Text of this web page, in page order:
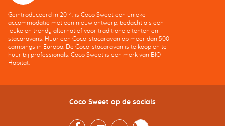
Geïntroduceerd in 2014, is Coco Sweet een unieke
accommodatie met een nieuw ontwerp, bedacht als een
leuke en trendy alternatief voor traditionele tenten en
stacaravans. Huur een Coco-stacaravan op meer dan 500
campings in Europa. De Coco-stacaravan is te koop en te
huur bij professionals. Coco Sweet is een merk van BIO
Habitat.
Coco Sweet op de socials
FacebookInstagramYoutubeTwitter